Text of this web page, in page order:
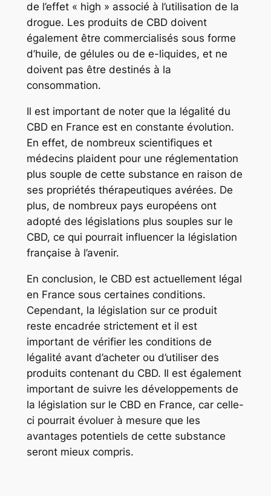
de l’effet « high » associé à l’utilisation de la
drogue. Les produits de CBD doivent
également être commercialisés sous forme
d’huile, de gélules ou de e-liquides, et ne
doivent pas être destinés à la
consommation.
Il est important de noter que la légalité du
CBD en France est en constante évolution.
En effet, de nombreux scientifiques et
médecins plaident pour une réglementation
plus souple de cette substance en raison de
ses propriétés thérapeutiques avérées. De
plus, de nombreux pays européens ont
adopté des législations plus souples sur le
CBD, ce qui pourrait influencer la législation
française à l’avenir.
En conclusion, le CBD est actuellement légal
en France sous certaines conditions.
Cependant, la législation sur ce produit
reste encadrée strictement et il est
important de vérifier les conditions de
légalité avant d’acheter ou d’utiliser des
produits contenant du CBD. Il est également
important de suivre les développements de
la législation sur le CBD en France, car celle-
ci pourrait évoluer à mesure que les
avantages potentiels de cette substance
seront mieux compris.